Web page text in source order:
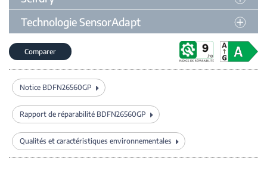
Technologie SensorAdapt
Comparer
Notice BDFN26560GP
Rapport de réparabilité BDFN26560GP
Qualités et caractéristiques environnementales